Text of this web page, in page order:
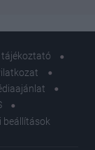
tájékoztató
beállítások